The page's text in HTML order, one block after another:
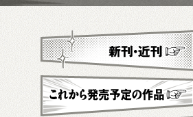
新刊・近刊